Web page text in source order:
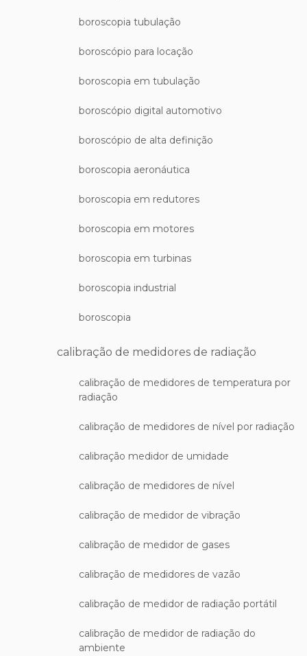
boroscopia tubulação
boroscópio para locação
boroscopia em tubulação
boroscópio digital automotivo
boroscópio de alta definição
boroscopia aeronáutica
boroscopia em redutores
boroscopia em motores
boroscopia em turbinas
boroscopia industrial
boroscopia
calibração de medidores de radiação
calibração de medidores de temperatura por
radiação
calibração de medidores de nível por radiação
calibração medidor de umidade
calibração de medidores de nível
calibração de medidor de vibração
calibração de medidor de gases
calibração de medidores de vazão
calibração de medidor de radiação portátil
calibração de medidor de radiação do
ambiente